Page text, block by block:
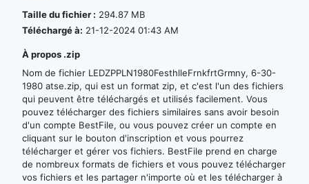
Taille du fichier : 294.87 MB
Téléchargé à: 21-12-2024 01:43 AM
À propos .zip
Nom de fichier LEDZPPLN1980FesthlleFrnkfrtGrmny, 6-30-
1980 atse.zip, qui est un format zip, et c'est l'un des fichiers
qui peuvent être téléchargés et utilisés facilement. Vous
pouvez télécharger des fichiers similaires sans avoir besoin
d'un compte BestFile, ou vous pouvez créer un compte en
cliquant sur le bouton d'inscription et vous pourrez
télécharger et gérer vos fichiers. BestFile prend en charge
de nombreux formats de fichiers et vous pouvez télécharger
vos fichiers et les partager n'importe où et les télécharger à